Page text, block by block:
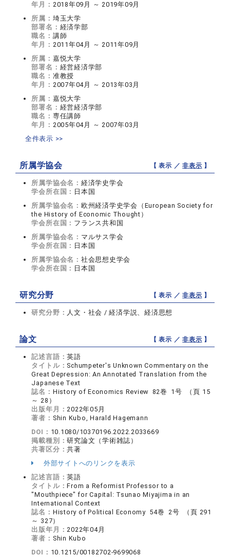
年月： 2018年09月 ～ 2019年09月
所属： 埼玉大学
部署名： 経済学部
職名： 講師
年月： 2011年04月 ～ 2011年09月
所属： 嘉悦大学
部署名： 経営経済学部
職名： 准教授
年月： 2007年04月 ～ 2013年03月
所属： 嘉悦大学
部署名： 経営経済学部
職名： 専任講師
年月： 2005年04月 ～ 2007年03月
全件表示 >>
所属学協会 【 表示 ／非表示 】
所属学協会名： 経済学史学会
学会所在国： 日本国
所属学協会名： 欧州経済学史学会（European Society for
the History of Economic Thought）
学会所在国： フランス共和国
所属学協会名： マルサス学会
学会所在国： 日本国
所属学協会名： 社会思想史学会
学会所在国： 日本国
研究分野 【 表示 ／非表示 】
研究分野： 人文・社会 / 経済学説、経済思想
論文 【 表示 ／非表示 】
記述言語：英語
タイトル： Schumpeter's Unknown Commentary on the
Great Depression: An Annotated Translation from the
Japanese Text
誌名： History of Economics Review 82巻 1号 （頁 15
～ 28）
出版年月：2022年05月
著者： Shin Kubo, Harald Hagemann
DOI： 10.1080/10370196.2022.2033669
掲載種別：研究論文（学術雑誌）
共著区分：共著
外部サイトへのリンクを表示
記述言語：英語
タイトル：From a Reformist Professor to a
"Mouthpiece" for Capital: Tsunao Miyajima in an
International Context
誌名： History of Political Economy 54巻 2号 （頁 291
～ 327）
出版年月：2022年04月
著者： Shin Kubo
DOI： 10.1215/00182702-9699068